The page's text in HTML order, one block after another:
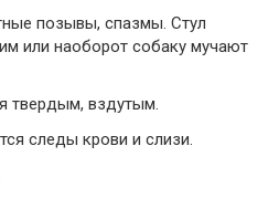
позывы, спазмы. Стул
или наоборот собаку мучают
твердым, вздутым.
следы крови и слизи.